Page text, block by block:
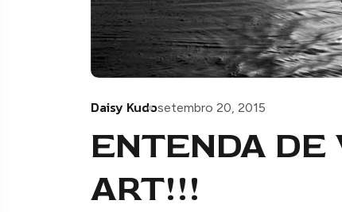
Daisy Kudosetembro 20, 2015
ENTENDA DE
ART!!!